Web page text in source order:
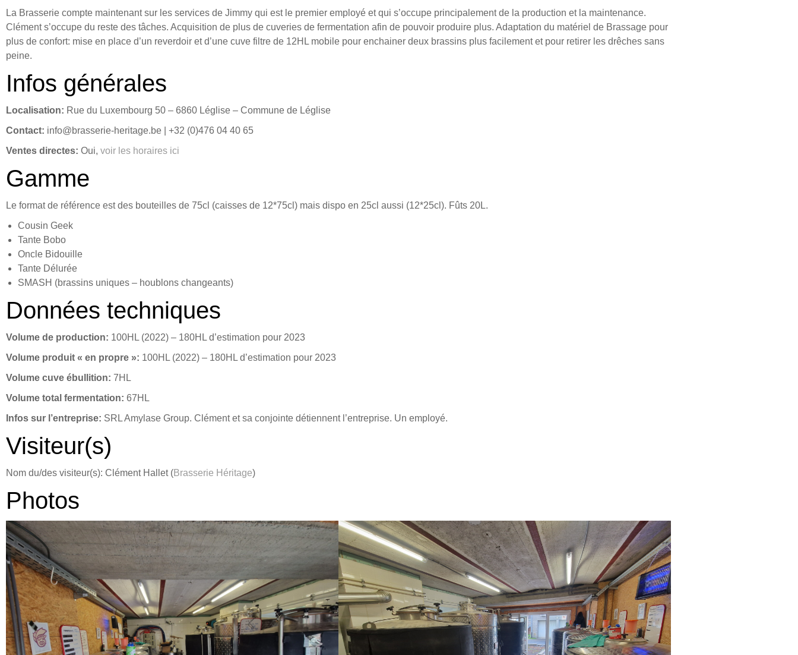
La Brasserie compte maintenant sur les services de Jimmy qui est le premier employé et qui s’occupe principalement de la production et la maintenance.
Clément s’occupe du reste des tâches. Acquisition de plus de cuveries de fermentation afin de pouvoir produire plus. Adaptation du matériel de Brassage pour
plus de confort: mise en place d’un reverdoir et d’une cuve filtre de 12HL mobile pour enchainer deux brassins plus facilement et pour retirer les drêches sans
peine.
Infos générales
Localisation: Rue du Luxembourg 50 – 6860 Léglise – Commune de Léglise
Contact: info@brasserie-heritage.be | +32 (0)476 04 40 65
Ventes directes: Oui, voir les horaires ici
Gamme
Le format de référence est des bouteilles de 75cl (caisses de 12*75cl) mais dispo en 25cl aussi (12*25cl). Fûts 20L.
Cousin Geek
Tante Bobo
Oncle Bidouille
Tante Délurée
SMASH (brassins uniques – houblons changeants)
Données techniques
Volume de production: 100HL (2022) – 180HL d’estimation pour 2023
Volume produit « en propre »: 100HL (2022) – 180HL d’estimation pour 2023
Volume cuve ébullition: 7HL
Volume total fermentation: 67HL
Infos sur l’entreprise: SRL Amylase Group. Clément et sa conjointe détiennent l’entreprise. Un employé.
Visiteur(s)
Nom du/des visiteur(s): Clément Hallet (Brasserie Héritage)
Photos